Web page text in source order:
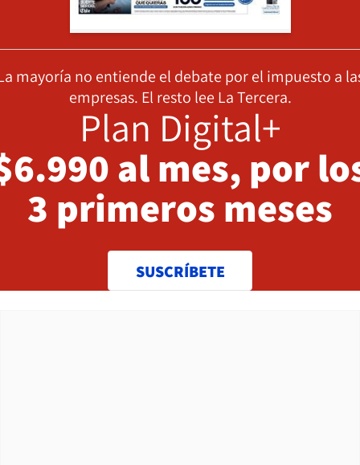
mayoría no entiende el debate por el impuesto a
empresas. El resto lee La Tercera.
Plan Digital+
al mes, por
3 primeros meses
SUSCRÍBETE